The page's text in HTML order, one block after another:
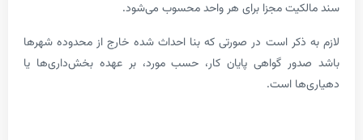
مجزا برای هر واحد محسوب می‌شود.
است در صورتی که بنا احداث شده خارج از محدوده شهرها
گواهی پایان کار، حسب مورد، بر عهده بخش‌داری‌ها یا
است.